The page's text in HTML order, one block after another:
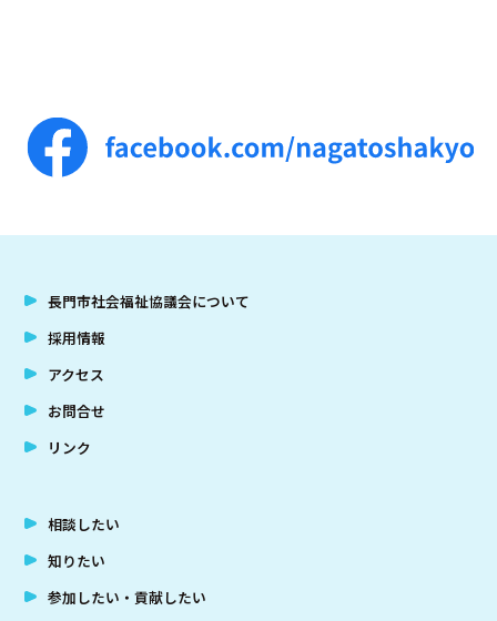
長門市社会福祉協議会について
採用情報
アクセス
お問合せ
リンク
相談したい
知りたい
参加したい・貢献したい